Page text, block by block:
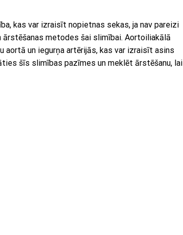
kas var izraisīt nopietnas sekas, ja nav pareizi
metodes šai slimībai. Aortoiliakālā
un iegurņa artērijās, kas var izraisīt asins
šīs slimības pazīmes un meklēt ārstēšanu, lai